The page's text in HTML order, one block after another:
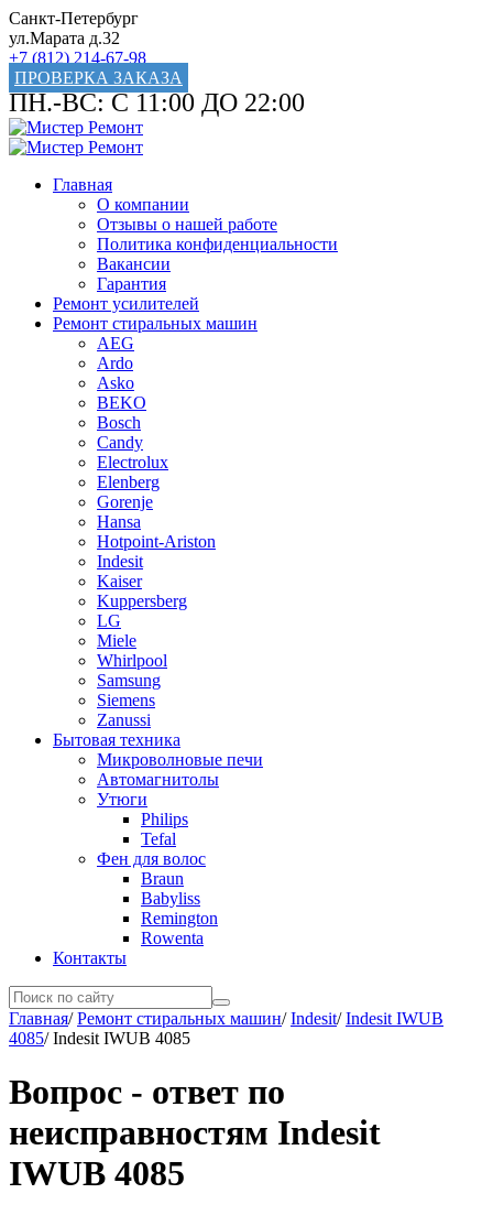
Санкт-Петербург
ул.Марата д.32
+7 (812) 214-67-98
ПРОВЕРКА ЗАКАЗА
ПН.-ВС: С 11:00 ДО 22:00
Главная
О компании
Отзывы о нашей работе
Политика конфиденциальности
Вакансии
Гарантия
Ремонт усилителей
Ремонт стиральных машин
AEG
Ardo
Asko
BEKO
Bosch
Candy
Electrolux
Elenberg
Gorenje
Hansa
Hotpoint-Ariston
Indesit
Kaiser
Kuppersberg
LG
Miele
Whirlpool
Samsung
Siemens
Zanussi
Бытовая техника
Микроволновые печи
Автомагнитолы
Утюги
Philips
Tefal
Фен для волос
Braun
Babyliss
Remington
Rowenta
Контакты
Главная/Ремонт стиральных машин/Indesit/Indesit IWUB
4085/Indesit IWUB 4085
Вопрос - ответ по
неисправностям Indesit
IWUB 4085